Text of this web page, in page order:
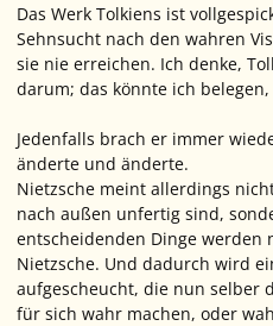
Das Werk Tolkiens ist
Sehnsucht nach den wahren
sie nie erreichen. Ich denke,
darum; das könnte ich
Jedenfalls brach er immer
änderte und änderte.
Nietzsche meint allerdings
nach außen unfertig sind,
entscheidenden Dinge werden
Nietzsche. Und dadurch wird
aufgescheucht, die nun selber
für sich wahr machen, oder